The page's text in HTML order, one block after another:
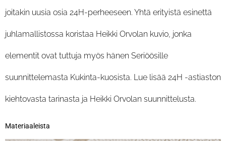
joitakin uusia osia 24H-perheeseen. Yhtä erityistä esinettä
juhlamallistossa koristaa Heikki Orvolan kuvio, jonka
elementit ovat tuttuja myös hänen Seriöösille
suunnittelemasta Kukinta-kuosista. Lue lisää 24H -astiaston
kiehtovasta tarinasta ja Heikki Orvolan suunnittelusta.
Materiaaleista